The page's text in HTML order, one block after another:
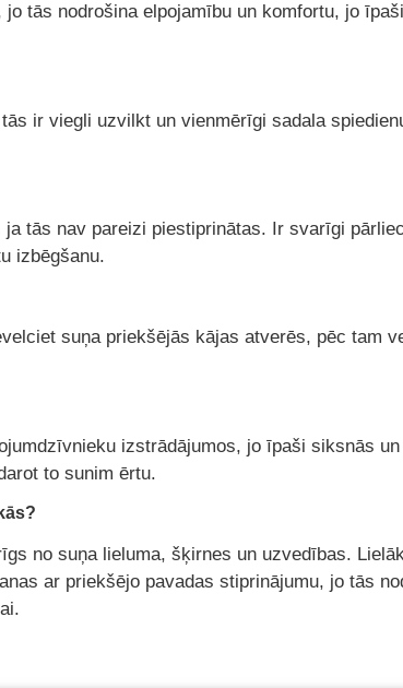
tās nodrošina elpojamību un komfortu, jo
ir viegli uzvilkt un vienmērīgi sadala
tās nav pareizi piestiprinātas. Ir svarīgi
izbēgšanu.
suņa priekšējās kājas atverēs, pēc tam
izstrādājumos, jo īpaši siksnās
to sunim ērtu.
no suņa lieluma, šķirnes un uzvedības.
ar priekšējo pavadas stiprinājumu, jo tās